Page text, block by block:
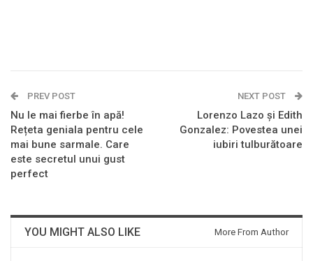
PREV POST
Nu le mai fierbe în apă!
Rețeta geniala pentru cele
mai bune sarmale. Care
este secretul unui gust
perfect
NEXT POST
Lorenzo Lazo și Edith
Gonzalez: Povestea unei
iubiri tulburătoare
YOU MIGHT ALSO LIKE More From Author